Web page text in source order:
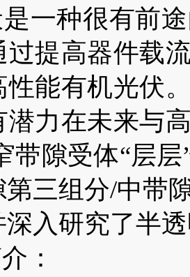
一种很有前
过提高器件载
性能有机光伏
潜力在未来与
带隙受体“层
三组分/中带
入研究了半
：